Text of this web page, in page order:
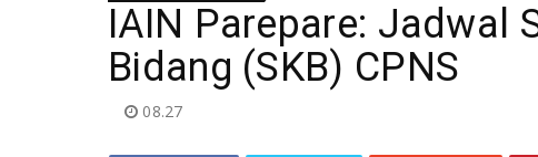
IAIN Parepare: Jadwal
Bidang (SKB) CPNS
08.27